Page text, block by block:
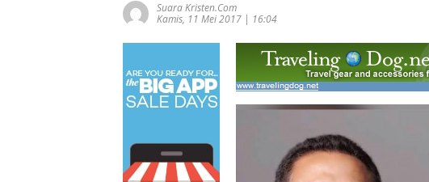
Suara Kristen.com
Kamis, 11 Mei 2017 | 16:04